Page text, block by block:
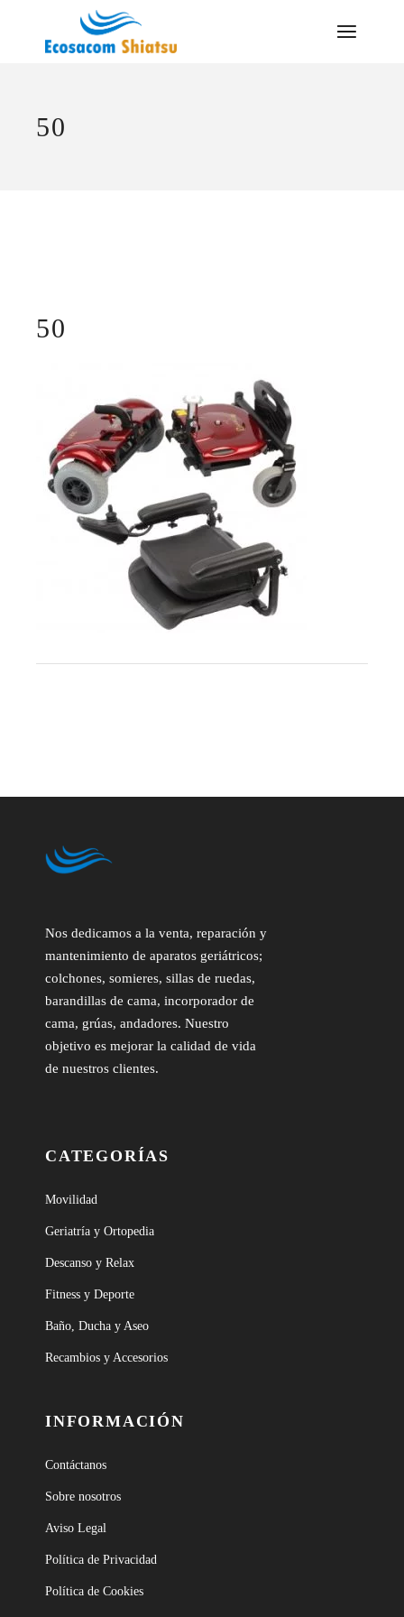
50
50
Nos dedicamos a la venta, reparación y
mantenimiento de aparatos geriátricos;
colchones, somieres, sillas de ruedas,
barandillas de cama, incorporador de
cama, grúas, andadores. Nuestro
objetivo es mejorar la calidad de vida
de nuestros clientes.
CATEGORÍAS
Movilidad
Geriatría y Ortopedia
Descanso y Relax
Fitness y Deporte
Baño, Ducha y Aseo
Recambios y Accesorios
INFORMACIÓN
Contáctanos
Sobre nosotros
Aviso Legal
Política de Privacidad
Política de Cookies